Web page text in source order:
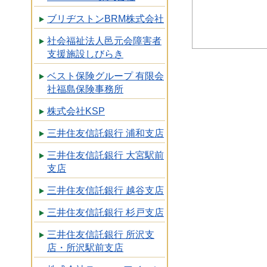
ブリヂストンBRM株式会社
社会福祉法人邑元会障害者
支援施設しびらき
ベスト保険グループ 有限会
社福島保険事務所
株式会社KSP
三井住友信託銀行 浦和支店
三井住友信託銀行 大宮駅前
支店
三井住友信託銀行 越谷支店
三井住友信託銀行 杉戸支店
三井住友信託銀行 所沢支
店・所沢駅前支店